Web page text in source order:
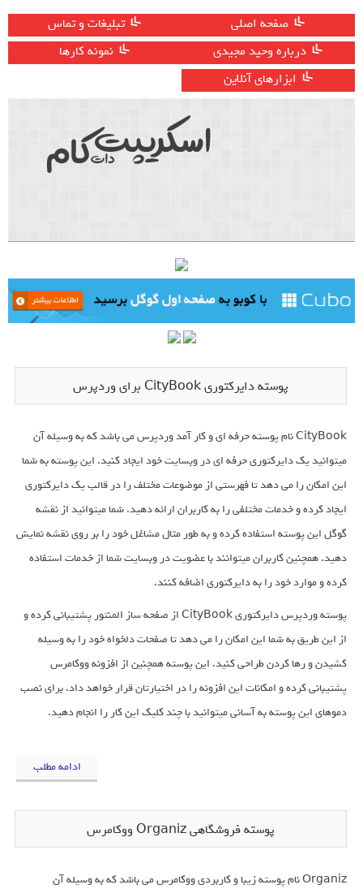
صفحه اصلی
تبلیغات و تماس
درباره وحید مجیدی
نمونه کارها
ابزارهای آنلاین
پوسته دایرکتوری CityBook برای وردپرس
CityBook نام پوسته حرفه ای و کار آمد وردپرس می باشد که به وسیله آن
میتوانید یک دایرکتوری حرفه ای در وبسایت خود ایجاد کنید. این پوسته به شما
این امکان را می دهد تا فهرستی از موضوعات مختلف را در قالب یک دایرکتوری
ایجاد کرده و خدمات مختلفی را به کاربران ارائه دهید. شما میتوانید از نقشه
گوگل این پوسته استفاده کرده و به طور مثال مشاغل خود را بر روی نقشه نمایش
دهید. همچنین کاربران میتوانند با عضویت در وبسایت شما از خدمات استفاده
کرده و موارد خود را به دایرکتوری اضافه کنند.
پوسته وردپرس دایرکتوری CityBook از صفحه ساز المنتور پشتیبانی کرده و
از این طریق به شما این امکان را می دهد تا صفحات دلخواه خود را به وسیله
کشیدن و رها کردن طراحی کنید. این پوسته همچنین از افزونه ووکامرس
پشتیبانی کرده و امکانات این افزونه را در اختیارتان قرار خواهد داد. برای نصب
دموهای این پوسته به آسانی میتوانید با چند کلیک این کار را انجام دهید.
ادامه مطلب
پوسته فروشگاهی Organiz ووکامرس
Organiz نام پوسته زیبا و کاربردی ووکامرس می باشد که به وسیله آن